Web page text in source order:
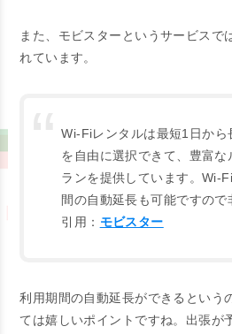
また、モビスターというサービスで
れています。
Wi-Fiレンタルは最短1日から
を自由に選択できて、豊富
ランを提供しています。Wi-
間の自動延長も可能ですので
引用： モビスター
利用期間の自動延長ができるという
ては嬉しいポイントですね。出張が